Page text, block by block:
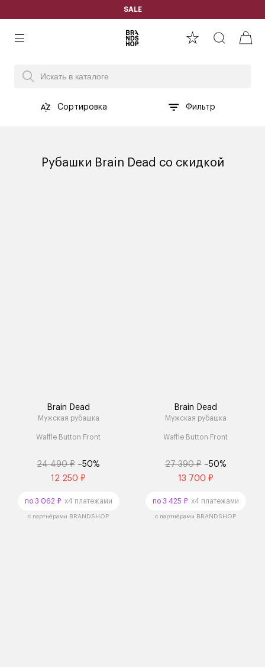
SALE
Сортировка Фильтр
Рубашки Brain Dead со скидкой
Brain Dead
Мужская рубашка
Waffle Button Front
24 490 ₽ –50%
12 250 ₽
по 3 062 ₽x4 платежами
с партнёрами BRANDSHOP
Brain Dead
Мужская рубашка
Waffle Button Front
27 390 ₽ –50%
13 700 ₽
по 3 425 ₽x4 платежами
с партнёрами BRANDSHOP